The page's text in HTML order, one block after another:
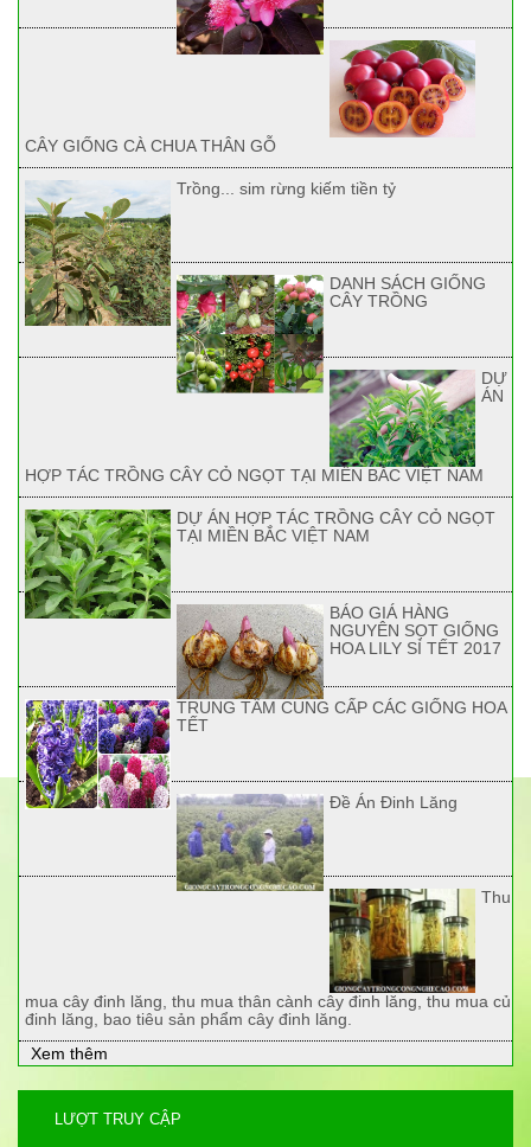
CÂY GIỐNG CÀ CHUA THÂN GỖ
Trồng... sim rừng kiếm tiền tỷ
DANH SÁCH GIỐNG
CÂY TRỒNG
DỰ
ÁN
HỢP TÁC TRỒNG CÂY CỎ NGỌT TẠI MIỀN BẮC VIỆT NAM
DỰ ÁN HỢP TÁC TRỒNG CÂY CỎ NGỌT
TẠI MIỀN BẮC VIỆT NAM
BÁO GIÁ HÀNG
NGUYÊN SỌT GIỐNG
HOA LILY SỈ TẾT 2017
TRUNG TÂM CUNG CẤP CÁC GIỐNG HOA
TẾT
Đề Án Đinh Lăng
Thu
mua cây đinh lăng, thu mua thân cành cây đinh lăng, thu mua củ
đinh lăng, bao tiêu sản phẩm cây đinh lăng.
Xem thêm
LƯỢT TRUY CẬP